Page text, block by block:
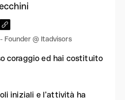
Founder @ Itadvisors
coraggio ed hai costituito
iniziali e l’attività ha